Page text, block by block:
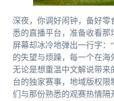
深夜，你调好闹钟，备好
悉的直播平台，准备收看那
屏幕却冰冷地弹出一行字：
的失望与烦躁，每一个在海
无论是想重温中文解说带
台的独家赛事，地域版权
们与那份熟悉的观赛热情隔